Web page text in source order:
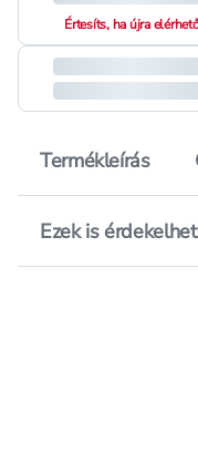
Értesíts, ha újra
Termékleírás
Ezek is